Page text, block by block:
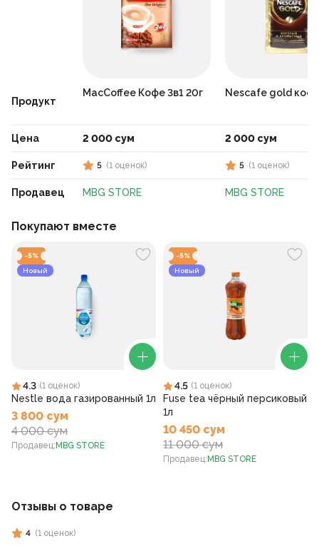
Продукт
Цена
Рейтинг
Продавец
MacCoffee Кофе 3в1 20г
2 000 сум
5 (1 оценок)
MBG STORE
Nescafe gold
2 000 сум
5 (1 оценок)
MBG STORE
Покупают вместе
-5%
Новый
4.3 (1 оценок)
Nestle вода газированный 1л
3 800 сум
4 000 сум
Продавец: MBG STORE
-5%
Новый
4.5 (1 оценок)
Fuse tea чёрный персиковый
1л
10 450 сум
11 000 сум
Продавец: MBG STORE
Отзывы о товаре
4 (1 оценок)